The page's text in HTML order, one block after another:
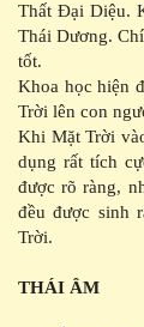
Thất Đại Diệu.
Thái Dương.
tốt.
Khoa học hiện
Trời lên con
Khi Mặt Trời
dụng rất tích
được rõ ràng,
đều được sinh
Trời.
THÁI ÂM